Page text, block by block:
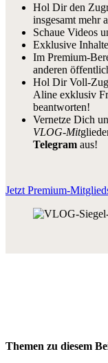
Hol Dir den
insgesamt mehr
Schaue Videos
Exklusive
Im Premium-
anderen
Hol Dir Voll-
Aline exklusiv
beantworten!
Vernetze Dich
VLOG-Mit
Telegram aus!
Jetzt Premium-
Themen zu diesem